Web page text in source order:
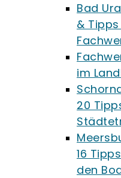
Bad
&
im
20
16
den